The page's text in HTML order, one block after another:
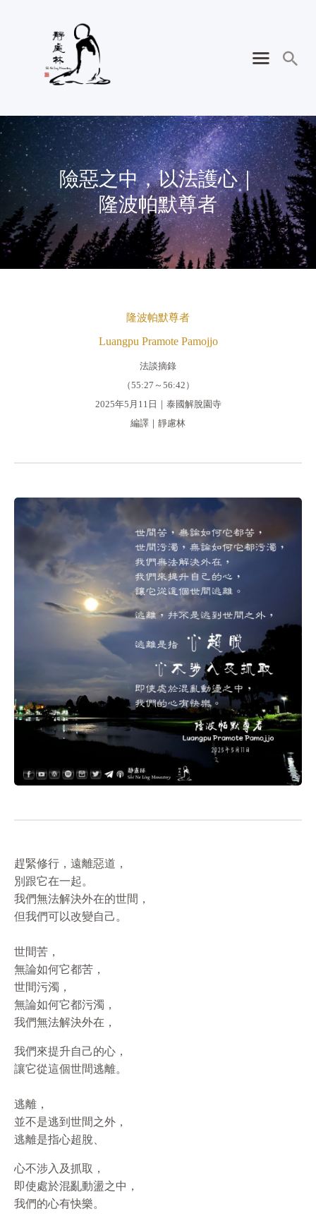
險惡之中，以法護心｜
隆波帕默尊者
隆波帕默尊者
Luangpu Pramote Pamojjo
法談摘錄
（55:27～56:42）
2025年5月11日｜泰國解脫園寺
編譯｜靜慮林
趕緊修行，遠離惡道，
別跟它在一起。
我們無法解決外在的世間，
但我們可以改變自己。
世間苦，
無論如何它都苦，
世間污濁，
無論如何它都污濁，
我們無法解決外在，
我們來提升自己的心，
讓它從這個世間逃離。
逃離，
並不是逃到世間之外，
逃離是指心超脫、
心不涉入及抓取，
即使處於混亂動盪之中，
我們的心有快樂。